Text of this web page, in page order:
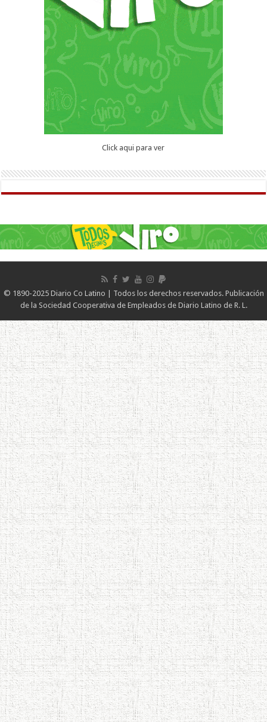
Click aqui para ver
© 1890-2025 Diario Co Latino | Todos los derechos reservados. Publicación
de la Sociedad Cooperativa de Empleados de Diario Latino de R. L.